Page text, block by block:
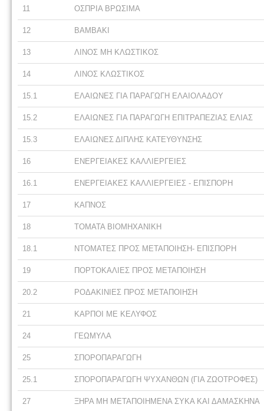
11 ΟΣΠΡΙΑ ΒΡΩΣΙΜΑ
12 ΒΑΜΒΑΚΙ
13 ΛΙΝΟΣ ΜΗ ΚΛΩΣΤΙΚΟΣ
14 ΛΙΝΟΣ ΚΛΩΣΤΙΚΟΣ
15.1 ΕΛΑΙΩΝΕΣ ΓΙΑ ΠΑΡΑΓΩΓΗ ΕΛΑΙΟΛΑΔΟΥ
15.2 ΕΛΑΙΩΝΕΣ ΓΙΑ ΠΑΡΑΓΩΓΗ ΕΠΙΤΡΑΠΕΖΙΑΣ ΕΛΙΑΣ
15.3 ΕΛΑΙΩΝΕΣ ΔΙΠΛΗΣ ΚΑΤΕΥΘΥΝΣΗΣ
16 ΕΝΕΡΓΕΙΑΚΕΣ ΚΑΛΛΙΕΡΓΕΙΕΣ
16.1 ΕΝΕΡΓΕΙΑΚΕΣ ΚΑΛΛΙΕΡΓΕΙΕΣ - ΕΠΙΣΠΟΡΗ
17 ΚΑΠΝΟΣ
18 ΤΟΜΑΤΑ ΒΙΟΜΗΧΑΝΙΚΗ
18.1 ΝΤΟΜΑΤΕΣ ΠΡΟΣ ΜΕΤΑΠΟΙΗΣΗ- ΕΠΙΣΠΟΡΗ
19 ΠΟΡΤΟΚΑΛΙΕΣ ΠΡΟΣ ΜΕΤΑΠΟΙΗΣΗ
20.2 ΡΟΔΑΚΙΝΙΕΣ ΠΡΟΣ ΜΕΤΑΠΟΙΗΣΗ
21 ΚΑΡΠΟΙ ΜΕ ΚΕΛΥΦΟΣ
24 ΓΕΩΜΥΛΑ
25 ΣΠΟΡΟΠΑΡΑΓΩΓΗ
25.1 ΣΠΟΡΟΠΑΡΑΓΩΓΗ ΨΥΧΑΝΘΩΝ (ΓΙΑ ΖΩΟΤΡΟΦΕΣ)
27 ΞΗΡΑ ΜΗ ΜΕΤΑΠΟΙΗΜΕΝΑ ΣΥΚΑ ΚΑΙ ΔΑΜΑΣΚΗΝΑ